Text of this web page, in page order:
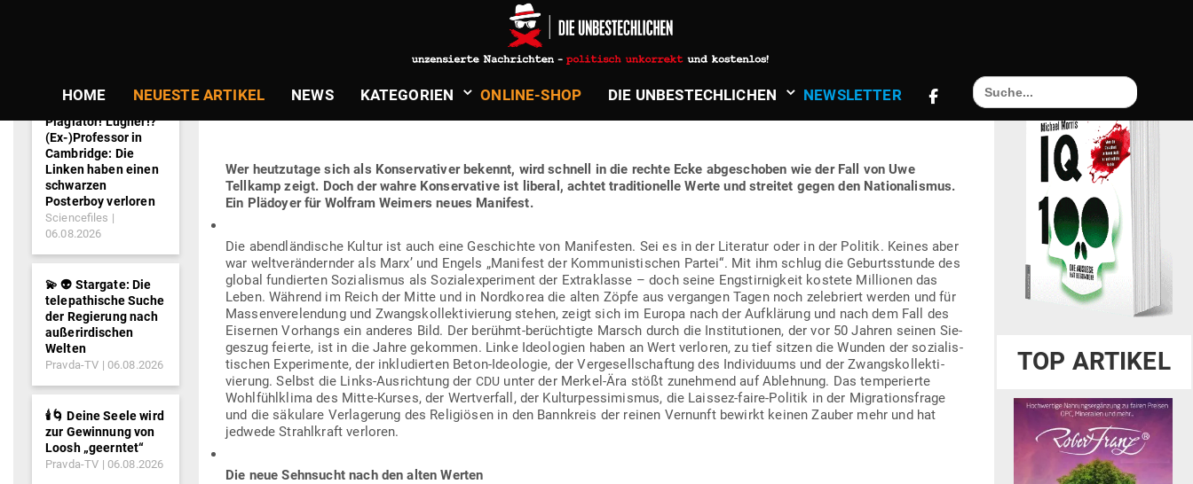
HOME NEUESTE ARTIKEL NEWS KATE­GORIEN ONLINE-SHOP DIE UNBE­STECH­LICHEN NEWS­LETTER
Search
for:
inPolitik & Aktuelles
DAS KON­SER­VATIVE MANIFEST DER MODERNE
Wer heut­zutage sich als Kon­ser­va­tiver bekennt, wird schnell in die rechte Ecke abge­schoben wie der Fall von Uwe
Tellkamp zeigt. Doch der wahre Kon­ser­vative ist liberal, achtet tra­di­tio­nelle Werte und streitet gegen den Natio­na­lismus.
Ein Plä­doyer für Wolfram Weimers neues Manifest.
Die abend­län­dische Kultur ist auch eine Geschichte von Mani­festen. Sei es in der Lite­ratur oder in der Politik. Keines aber
war welt­ver­än­dernder als Marx’ und Engels „Manifest der Kom­mu­nis­ti­schen Partei“. Mit ihm schlug die Geburts­stunde des
global fun­dierten Sozia­lismus als Sozi­al­ex­pe­riment der Extra­klasse – doch seine Eng­stir­nigkeit kostete Mil­lionen das
Leben. Während im Reich der Mitte und in Nord­korea die alten Zöpfe aus ver­gangen Tagen noch zele­briert werden und für
Mas­sen­ver­elendung und Zwangs­kol­lek­ti­vierung stehen, zeigt sich im Europa nach der Auf­klärung und nach dem Fall des
Eisernen Vor­hangs ein anderes Bild. Der berühmt-berüch­tigte Marsch durch die Insti­tu­tionen, der vor 50 Jahren seinen Sie­
geszug feierte, ist in die Jahre gekommen. Linke Ideo­logien haben an Wert ver­loren, zu tief sitzen die Wunden der sozia­lis­
ti­schen Expe­ri­mente, der inklu­dierten Beton-Ideo­logie, der Ver­ge­sell­schaftung des Indi­vi­duums und der Zwangs­kol­lek­ti­
vierung. Selbst die Links-Aus­richtung der CDU unter der Merkel-Ära stößt zunehmend auf Ablehnung. Das tem­pe­rierte
Wohl­fühl­klima des Mitte-Kurses, der Wert­verfall, der Kul­tur­pes­si­mismus, die Laissez-faire-Politik in der Migra­ti­ons­frage
und die säkulare Ver­la­gerung des Reli­giösen in den Bann­kreis der reinen Ver­nunft bewirkt keinen Zauber mehr und hat
jedwede Strahl­kraft verloren.
Die neue Sehn­sucht nach den alten Werten
Plagiator! Lügner!?
(Ex-)Professor in
Cambridge: Die
Linken haben einen
schwarzen
Posterboy verloren
Sciencefiles
06.08.2026
💫 👽 Stargate: Die
telepathische Suche
der Regierung nach
außerirdischen
Welten
Pravda-TV 06.08.2026
🕯️🌀 Deine Seele wird
zur Gewinnung von
Loosh „geerntet“
Pravda-TV 06.08.2026
TOP ARTIKEL